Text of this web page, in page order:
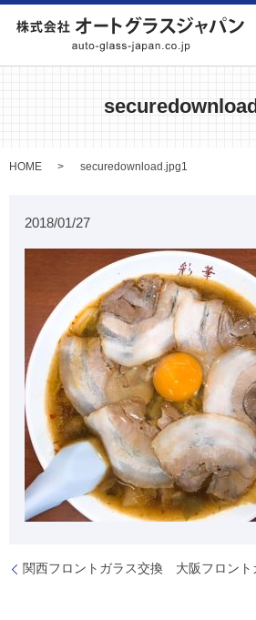
HOME securedownload.jpg1
2018/01/27
関西フロントガラス交換 大阪フロン